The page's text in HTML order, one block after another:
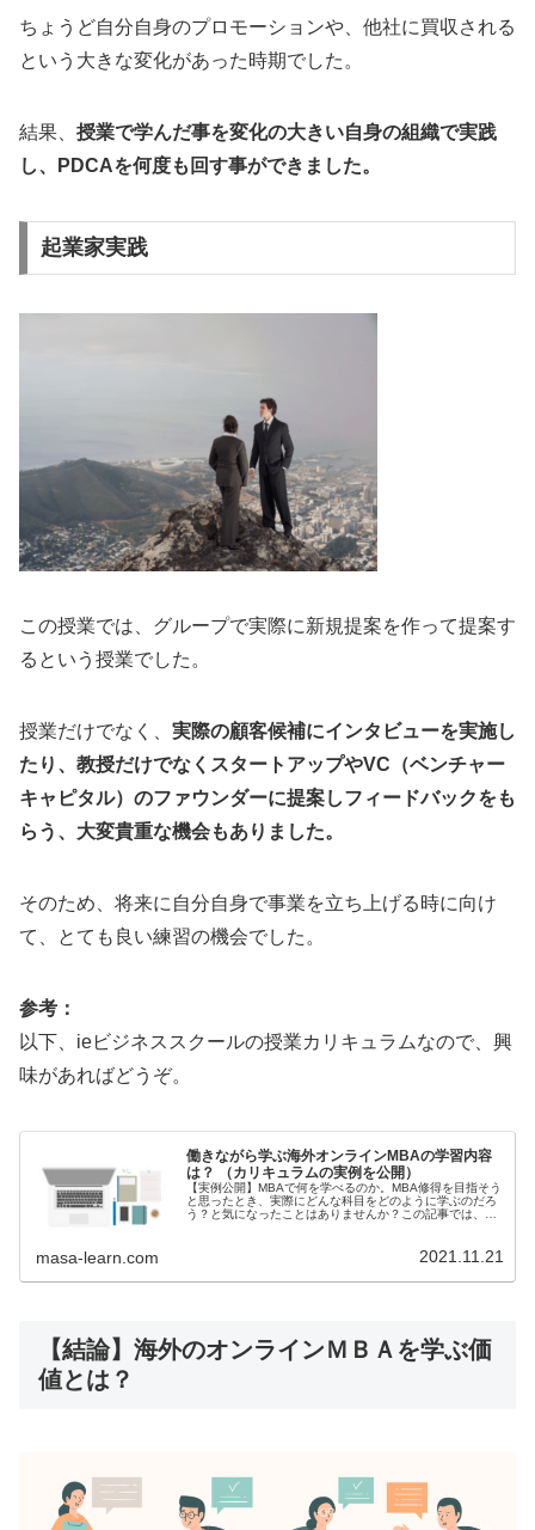
ちょうど自分自身のプロモーションや、他社に買収される
という大きな変化があった時期でした。
結果、 授業で学んだ事を変化の大きい自身の組織で実践
し、PDCAを何度も回す事ができました。
起業家実践
この授業では、グループで実際に新規提案を作って提案す
るという授業でした。
授業だけでなく、 実際の顧客候補にインタビューを実施し
たり、教授だけでなくスタートアップやVC（ベンチャー
キャピタル）のファウンダーに提案しフィードバックをも
らう、大変貴重な機会もありました。
そのため、将来に自分自身で事業を立ち上げる時に向け
て、とても良い練習の機会でした。
参考：
以下、ieビジネススクールの授業カリキュラムなので、興
味があればどうぞ。
働きながら学ぶ海外オンラインMBAの学習内容
は？ （カリキュラムの実例を公開）
【実例公開】MBAで何を学べるのか。MBA修得を目指そう
と思ったとき、実際にどんな科目をどのように学ぶのだろ
う？と気になったことはありませんか？この記事では、欧
masa-learn.com 2021.11.21
【結論】海外のオンラインＭＢＡを学ぶ価
値とは？